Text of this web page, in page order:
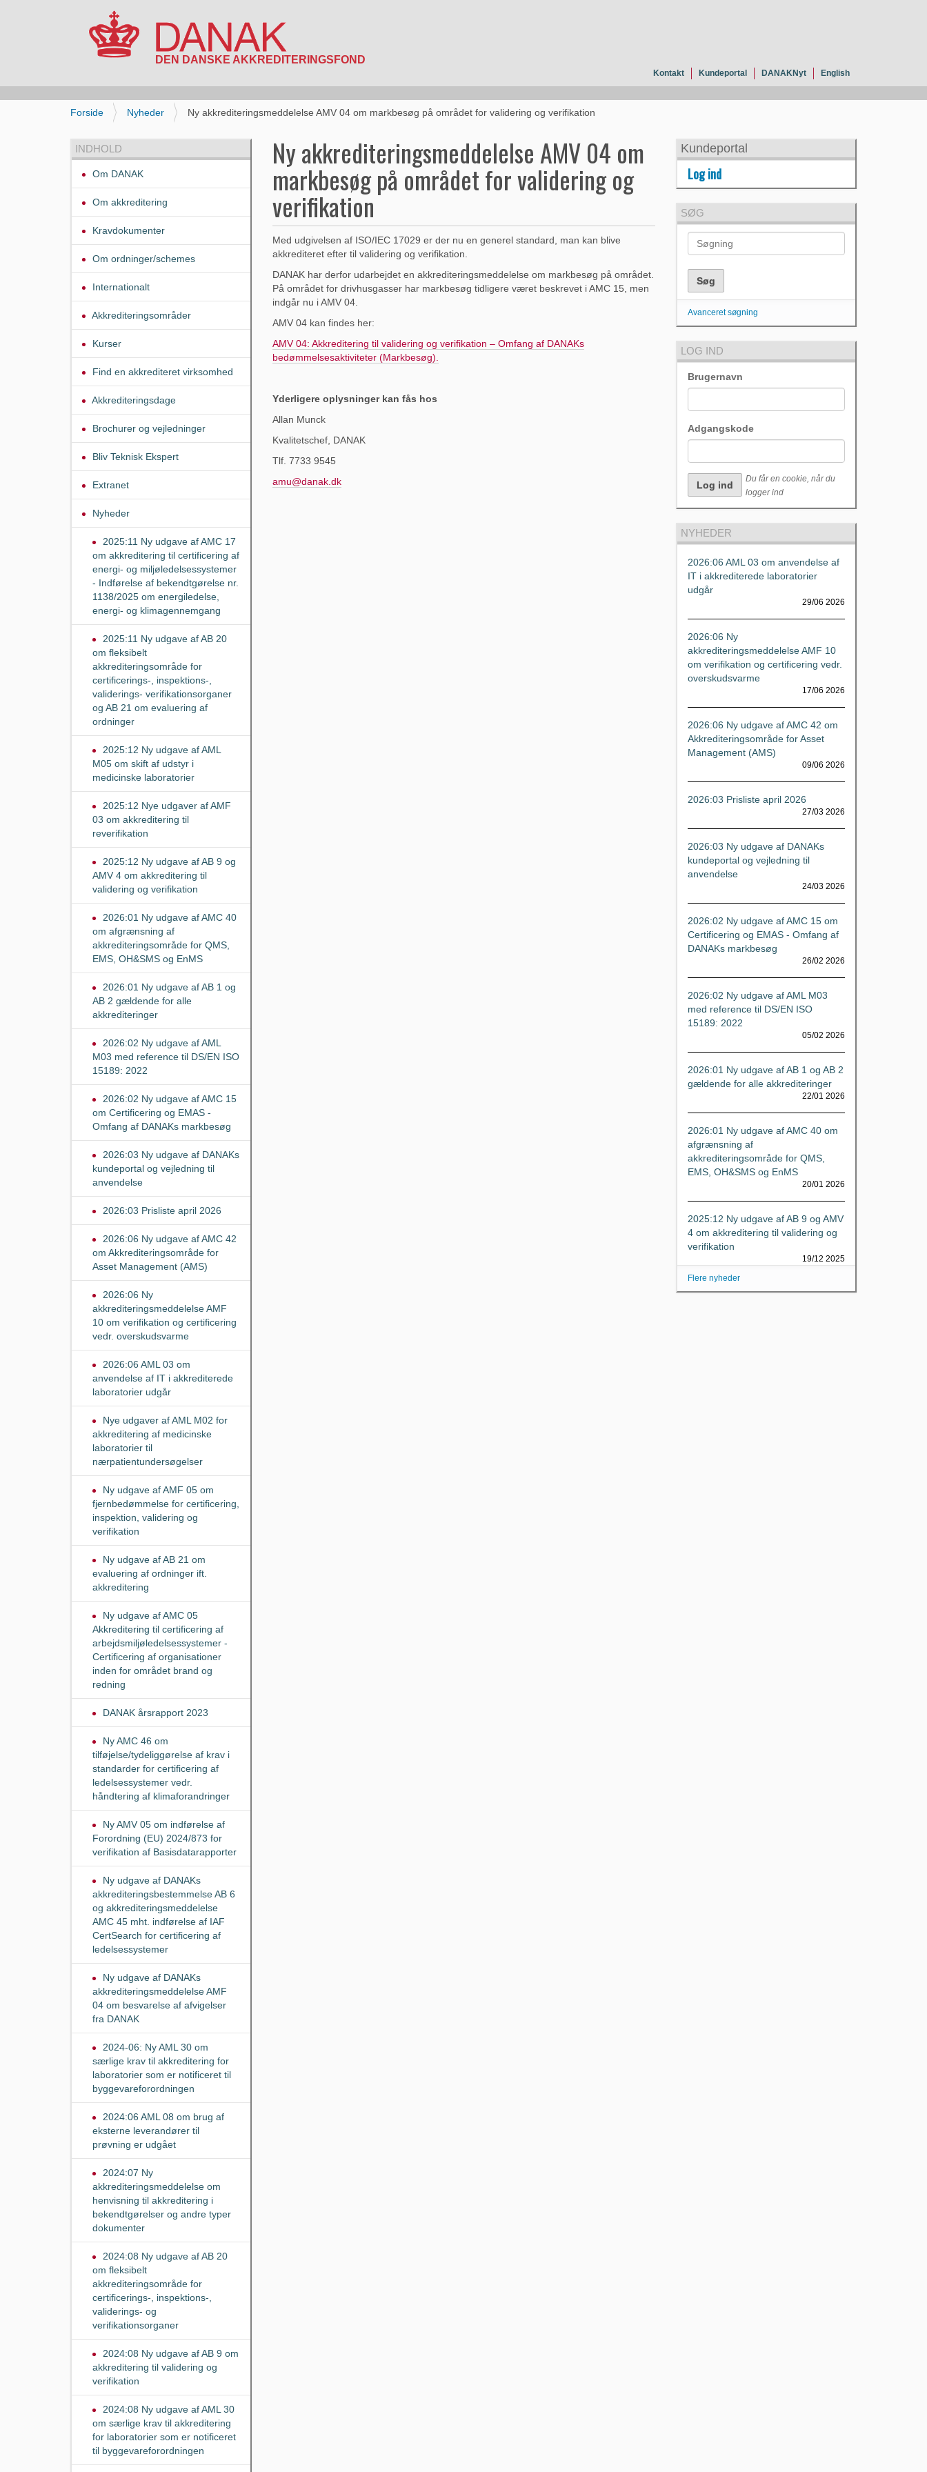
Kontakt Kundeportal DANAKNyt English
D
e
Forside Nyheder Ny akkrediteringsmeddelelse AMV 04 om markbesøg på området for validering og verifikation
Ny akkrediteringsmeddelelse AMV 04 om
markbesøg på området for validering og
verifikation
Med udgivelsen af ISO/IEC 17029 er der nu en generel standard, man kan blive
akkrediteret efter til validering og verifikation.
DANAK har derfor udarbejdet en akkrediteringsmeddelelse om markbesøg på området.
På området for drivhusgasser har markbesøg tidligere været beskrevet i AMC 15, men
indgår nu i AMV 04.
AMV 04 kan findes her:
AMV 04: Akkreditering til validering og verifikation – Omfang af DANAKs
bedømmelsesaktiviteter (Markbesøg).
Yderligere oplysninger kan fås hos
Allan Munck
Kvalitetschef, DANAK
Tlf. 7733 9545
amu@danak.dk
INDHOLD
Om DANAK
Om akkreditering
Kravdokumenter
Om ordninger/schemes
Internationalt
Akkrediteringsområder
Kurser
Find en akkrediteret virksomhed
Akkrediteringsdage
Brochurer og vejledninger
Bliv Teknisk Ekspert
Extranet
Nyheder
2025:11 Ny udgave af AMC 17
om akkreditering til certificering af
energi- og miljøledelsessystemer
- Indførelse af bekendtgørelse nr.
1138/2025 om energiledelse,
energi- og klimagennemgang
2025:11 Ny udgave af AB 20
om fleksibelt
akkrediteringsområde for
certificerings-, inspektions-,
validerings- verifikationsorganer
og AB 21 om evaluering af
ordninger
2025:12 Ny udgave af AML
M05 om skift af udstyr i
medicinske laboratorier
2025:12 Nye udgaver af AMF
03 om akkreditering til
reverifikation
2025:12 Ny udgave af AB 9 og
AMV 4 om akkreditering til
validering og verifikation
2026:01 Ny udgave af AMC 40
om afgrænsning af
akkrediteringsområde for QMS,
EMS, OH&SMS og EnMS
2026:01 Ny udgave af AB 1 og
AB 2 gældende for alle
akkrediteringer
2026:02 Ny udgave af AML
M03 med reference til DS/EN ISO
15189: 2022
2026:02 Ny udgave af AMC 15
om Certificering og EMAS -
Omfang af DANAKs markbesøg
2026:03 Ny udgave af DANAKs
kundeportal og vejledning til
anvendelse
2026:03 Prisliste april 2026
2026:06 Ny udgave af AMC 42
om Akkrediteringsområde for
Asset Management (AMS)
2026:06 Ny
akkrediteringsmeddelelse AMF
10 om verifikation og certificering
vedr. overskudsvarme
2026:06 AML 03 om
anvendelse af IT i akkrediterede
laboratorier udgår
Nye udgaver af AML M02 for
akkreditering af medicinske
laboratorier til
nærpatientundersøgelser
Ny udgave af AMF 05 om
fjernbedømmelse for certificering,
inspektion, validering og
verifikation
Ny udgave af AB 21 om
evaluering af ordninger ift.
akkreditering
Ny udgave af AMC 05
Akkreditering til certificering af
arbejdsmiljøledelsessystemer -
Certificering af organisationer
inden for området brand og
redning
DANAK årsrapport 2023
Ny AMC 46 om
tilføjelse/tydeliggørelse af krav i
standarder for certificering af
ledelsessystemer vedr.
håndtering af klimaforandringer
Ny AMV 05 om indførelse af
Forordning (EU) 2024/873 for
verifikation af Basisdatarapporter
Ny udgave af DANAKs
akkrediteringsbestemmelse AB 6
og akkrediteringsmeddelelse
AMC 45 mht. indførelse af IAF
CertSearch for certificering af
ledelsessystemer
Ny udgave af DANAKs
akkrediteringsmeddelelse AMF
04 om besvarelse af afvigelser
fra DANAK
2024-06: Ny AML 30 om
særlige krav til akkreditering for
laboratorier som er notificeret til
byggevareforordningen
2024:06 AML 08 om brug af
eksterne leverandører til
prøvning er udgået
2024:07 Ny
akkrediteringsmeddelelse om
henvisning til akkreditering i
bekendtgørelser og andre typer
dokumenter
2024:08 Ny udgave af AB 20
om fleksibelt
akkrediteringsområde for
certificerings-, inspektions-,
validerings- og
verifikationsorganer
2024:08 Ny udgave af AB 9 om
akkreditering til validering og
verifikation
2024:08 Ny udgave af AML 30
om særlige krav til akkreditering
for laboratorier som er notificeret
til byggevareforordningen
Kundeportal
Log ind
SØG
Avanceret søgning
LOG IND
Brugernavn
Adgangskode
Du får en cookie, når du
logger ind
NYHEDER
2026:06 AML 03 om anvendelse af
IT i akkrediterede laboratorier
udgår
29/06 2026
2026:06 Ny
akkrediteringsmeddelelse AMF 10
om verifikation og certificering vedr.
overskudsvarme
17/06 2026
2026:06 Ny udgave af AMC 42 om
Akkrediteringsområde for Asset
Management (AMS)
09/06 2026
2026:03 Prisliste april 2026
27/03 2026
2026:03 Ny udgave af DANAKs
kundeportal og vejledning til
anvendelse
24/03 2026
2026:02 Ny udgave af AMC 15 om
Certificering og EMAS - Omfang af
DANAKs markbesøg
26/02 2026
2026:02 Ny udgave af AML M03
med reference til DS/EN ISO
15189: 2022
05/02 2026
2026:01 Ny udgave af AB 1 og AB 2
gældende for alle akkrediteringer
22/01 2026
2026:01 Ny udgave af AMC 40 om
afgrænsning af
akkrediteringsområde for QMS,
EMS, OH&SMS og EnMS
20/01 2026
2025:12 Ny udgave af AB 9 og AMV
4 om akkreditering til validering og
verifikation
19/12 2025
Flere nyheder